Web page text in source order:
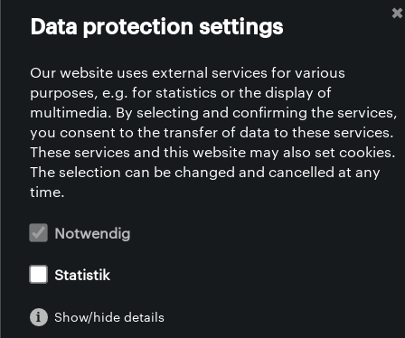
ODPOWIEDZIALNOŚĆ SPOŁECZNA
STYL ŻYCIA
KONTAKT
EDUKACJA ZAWODOWA
CERTYFIKATY
ZASADY
PLIKI DO POBRANIA
INFORMACJA PRAWNA
WARUNKI OGÓLNE
AFRYKA | AMERYKA | AZJA | EUROPA
Data protection settings
Our website uses external services for various
purposes, e.g. for statistics or the display of
multimedia. By selecting and confirming the services,
you consent to the transfer of data to these services.
These services and this website may also set cookies.
The selection can be changed and cancelled at any
time.
Notwendig
Statistik
Show/hide details
✖